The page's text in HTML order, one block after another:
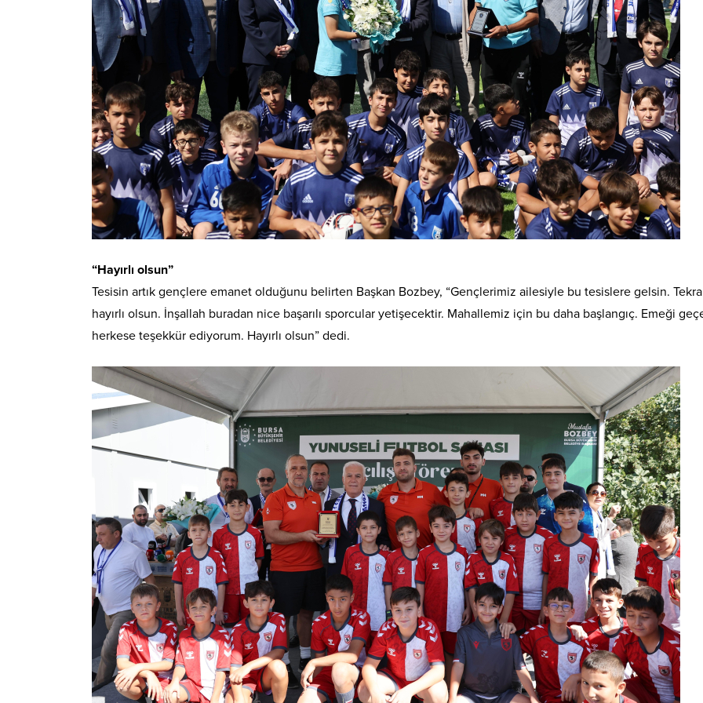
“Hayırlı olsun”
Tesisin artık gençlere emanet olduğunu belirten Başkan Bozbey, “Gençlerimiz ailesiyle bu tesislere gelsin.
hayırlı olsun. İnşallah buradan nice başarılı sporcular yetişecektir. Mahallemiz için bu daha başlangıç. Emeği
herkese teşekkür ediyorum. Hayırlı olsun” dedi.